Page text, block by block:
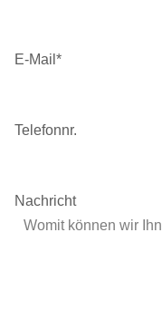
E-Mail *
Telefonnr.
Nachricht